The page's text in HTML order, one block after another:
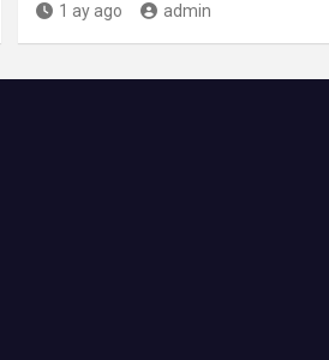
1 ay ago admin